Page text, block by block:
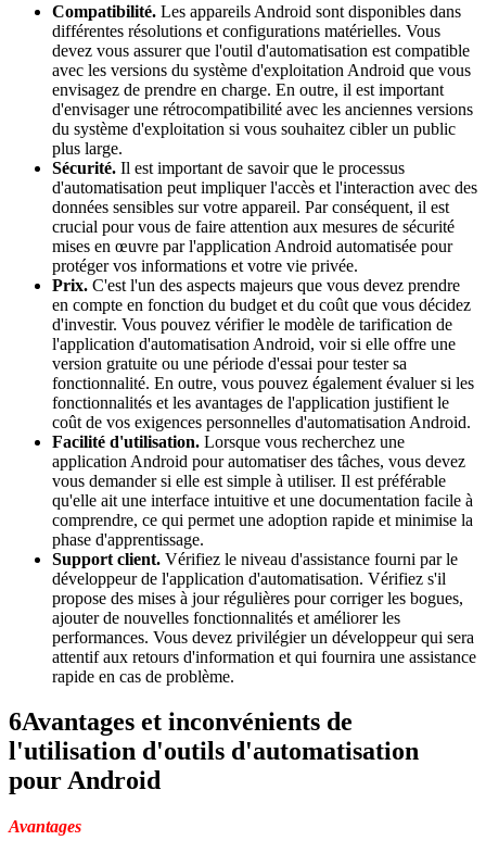
Compatibilité. Les appareils Android sont disponibles dans
différentes résolutions et configurations matérielles. Vous
devez vous assurer que l'outil d'automatisation est compatible
avec les versions du système d'exploitation Android que vous
envisagez de prendre en charge. En outre, il est important
d'envisager une rétrocompatibilité avec les anciennes versions
du système d'exploitation si vous souhaitez cibler un public
plus large.
Sécurité. Il est important de savoir que le processus
d'automatisation peut impliquer l'accès et l'interaction avec des
données sensibles sur votre appareil. Par conséquent, il est
crucial pour vous de faire attention aux mesures de sécurité
mises en œuvre par l'application Android automatisée pour
protéger vos informations et votre vie privée.
Prix. C'est l'un des aspects majeurs que vous devez prendre
en compte en fonction du budget et du coût que vous décidez
d'investir. Vous pouvez vérifier le modèle de tarification de
l'application d'automatisation Android, voir si elle offre une
version gratuite ou une période d'essai pour tester sa
fonctionnalité. En outre, vous pouvez également évaluer si les
fonctionnalités et les avantages de l'application justifient le
coût de vos exigences personnelles d'automatisation Android.
Facilité d'utilisation. Lorsque vous recherchez une
application Android pour automatiser des tâches, vous devez
vous demander si elle est simple à utiliser. Il est préférable
qu'elle ait une interface intuitive et une documentation facile à
comprendre, ce qui permet une adoption rapide et minimise la
phase d'apprentissage.
Support client. Vérifiez le niveau d'assistance fourni par le
développeur de l'application d'automatisation. Vérifiez s'il
propose des mises à jour régulières pour corriger les bogues,
ajouter de nouvelles fonctionnalités et améliorer les
performances. Vous devez privilégier un développeur qui sera
attentif aux retours d'information et qui fournira une assistance
rapide en cas de problème.
6Avantages et inconvénients de
l'utilisation d'outils d'automatisation
pour Android
Avantages